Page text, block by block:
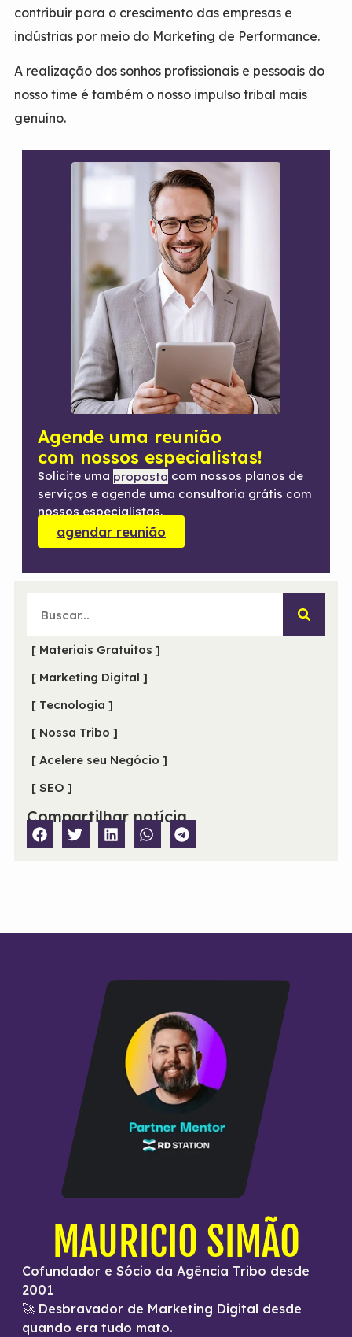
contribuir para o crescimento das empresas e
indústrias por meio do Marketing de Performance.
A realização dos sonhos profissionais e pessoais do
nosso time é também o nosso impulso tribal mais
genuíno.
Agende uma reunião
com nossos especialistas!
Solicite uma proposta com nossos planos de
serviços e agende uma consultoria grátis com
nossos especialistas.
agendar reunião
[ Materiais Gratuitos ]
[ Marketing Digital ]
[ Tecnologia ]
[ Nossa Tribo ]
[ Acelere seu Negócio ]
[ SEO ]
Compartilhar notícia
MAURICIO SIMÃO
Cofundador e Sócio da Agência Tribo desde
2001
🚀 Desbravador de Marketing Digital desde
quando era tudo mato.